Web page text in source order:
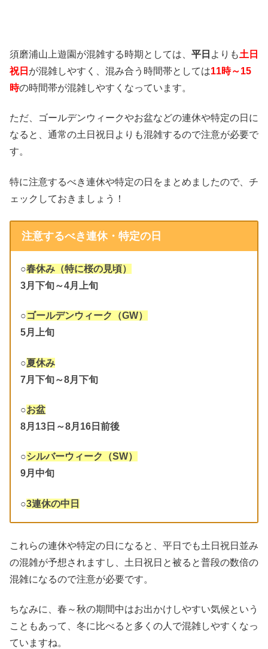
須磨浦山上遊園が混雑する時期としては、 平日 よりも土日
祝日 が混雑しやすく、混み合う時間帯としては11時～15
時の時間帯が混雑しやすくなっています。
ただ、ゴールデンウィークやお盆などの連休や特定の日に
なると、通常の土日祝日よりも混雑するので注意が必要で
す。
特に注意するべき連休や特定の日をまとめましたので、チ
ェックしておきましょう！
注意するべき連休・特定の日
○春休み（特に桜の見頃）
3月下旬～4月上旬
○ゴールデンウィーク（GW）
5月上旬
○夏休み
7月下旬～8月下旬
○お盆
8月13日～8月16日前後
○シルバーウィーク（SW）
9月中旬
○3連休の中日
これらの連休や特定の日になると、平日でも土日祝日並み
の混雑が予想されますし、土日祝日と被ると普段の数倍の
混雑になるので注意が必要です。
ちなみに、春～秋の期間中はお出かけしやすい気候という
こともあって、冬に比べると多くの人で混雑しやすくなっ
ていますね。